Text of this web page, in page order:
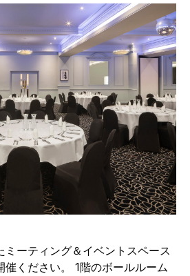
ミーティング＆イベントスペース
催ください。 1階のボールルーム